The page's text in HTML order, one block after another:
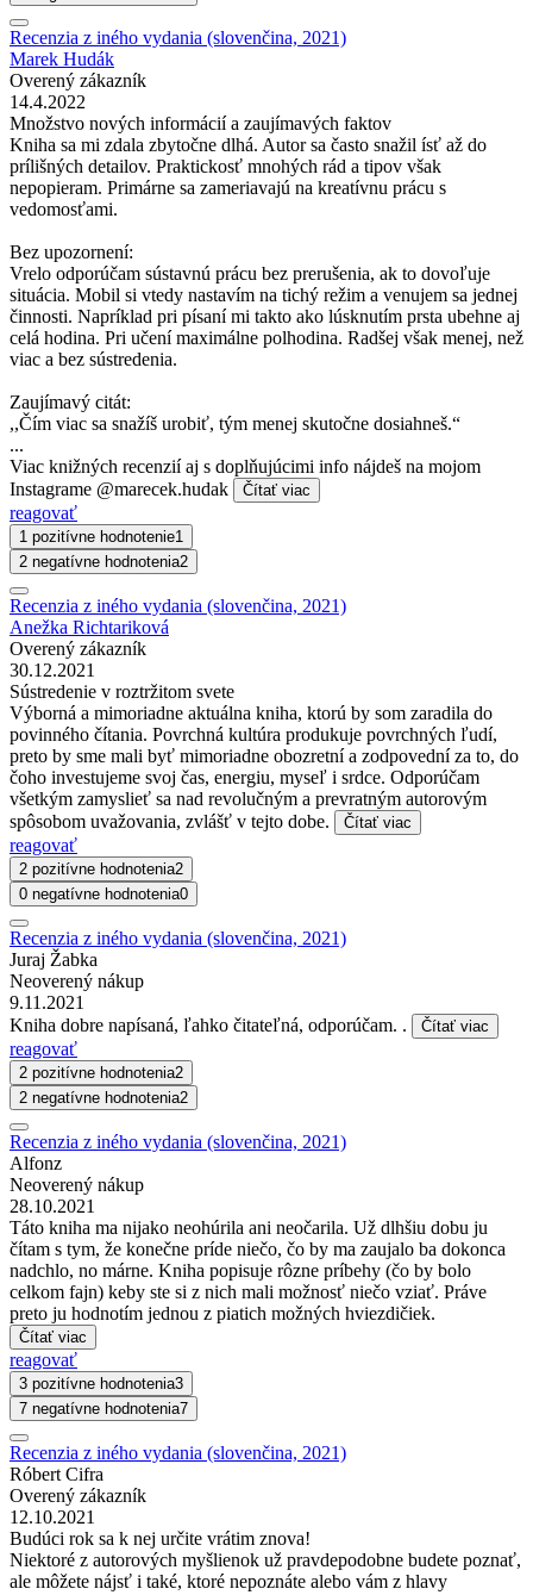
Recenzia z iného vydania (slovenčina, 2021)
Marek Hudák
Overený zákazník
14.4.2022
Množstvo nových informácií a zaujímavých faktov
Kniha sa mi zdala zbytočne dlhá. Autor sa často snažil ísť až do
prílišných detailov. Praktickosť mnohých rád a tipov však
nepopieram. Primárne sa zameriavajú na kreatívnu prácu s
vedomosťami.
Bez upozornení:
Vrelo odporúčam sústavnú prácu bez prerušenia, ak to dovoľuje
situácia. Mobil si vtedy nastavím na tichý režim a venujem sa jednej
činnosti. Napríklad pri písaní mi takto ako lúsknutím prsta ubehne aj
celá hodina. Pri učení maximálne polhodina. Radšej však menej, než
viac a bez sústredenia.
Zaujímavý citát:
,,Čím viac sa snažíš urobiť, tým menej skutočne dosiahneš.“
...
Viac knižných recenzií aj s doplňujúcimi info nájdeš na mojom
Instagrame @marecek.hudak
Čítať viac
reagovať
1 pozitívne hodnotenie1
2 negatívne hodnotenia2
Recenzia z iného vydania (slovenčina, 2021)
Anežka Richtariková
Overený zákazník
30.12.2021
Sústredenie v roztržitom svete
Výborná a mimoriadne aktuálna kniha, ktorú by som zaradila do
povinného čítania. Povrchná kultúra produkuje povrchných ľudí,
preto by sme mali byť mimoriadne obozretní a zodpovední za to, do
čoho investujeme svoj čas, energiu, myseľ i srdce. Odporúčam
všetkým zamyslieť sa nad revolučným a prevratným autorovým
spôsobom uvažovania, zvlášť v tejto dobe.
Čítať viac
reagovať
2 pozitívne hodnotenia2
0 negatívne hodnotenia0
Recenzia z iného vydania (slovenčina, 2021)
Juraj Žabka
Neoverený nákup
9.11.2021
Kniha dobre napísaná, ľahko čitateľná, odporúčam. .
Čítať viac
reagovať
2 pozitívne hodnotenia2
2 negatívne hodnotenia2
Recenzia z iného vydania (slovenčina, 2021)
Alfonz
Neoverený nákup
28.10.2021
Táto kniha ma nijako neohúrila ani neočarila. Už dlhšiu dobu ju
čítam s tym, že konečne príde niečo, čo by ma zaujalo ba dokonca
nadchlo, no márne. Kniha popisuje rôzne príbehy (čo by bolo
celkom fajn) keby ste si z nich mali možnosť niečo vziať. Práve
preto ju hodnotím jednou z piatich možných hviezdičiek.
Čítať viac
reagovať
3 pozitívne hodnotenia3
7 negatívne hodnotenia7
Recenzia z iného vydania (slovenčina, 2021)
Róbert Cifra
Overený zákazník
12.10.2021
Budúci rok sa k nej určite vrátim znova!
Niektoré z autorových myšlienok už pravdepodobne budete poznať,
ale môžete nájsť i také, ktoré nepoznáte alebo vám z hlavy